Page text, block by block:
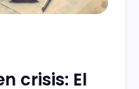
crisis: El